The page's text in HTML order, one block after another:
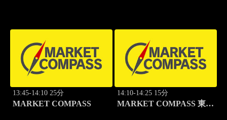
13:45-14:10 25分
MARKET COMPASS
14:10-14:25 15分
MARKET COMPASS 東証